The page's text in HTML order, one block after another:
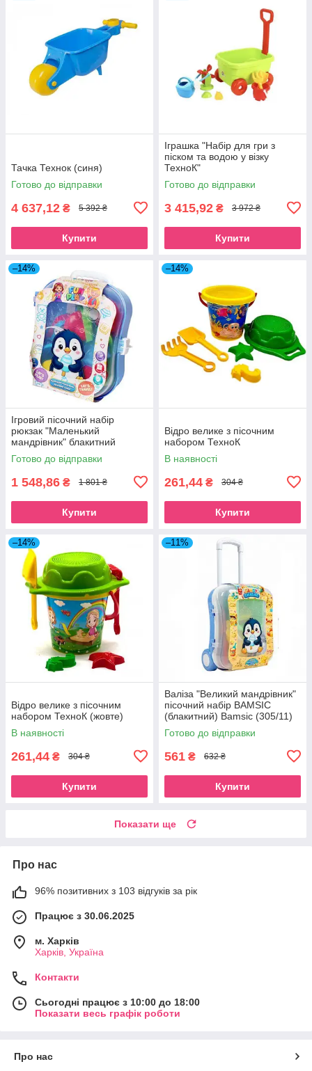
Тачка Технок (синя)
Готово до відправки
4 637,12 ₴ 5 392 ₴
Купити
Іграшка "Набір для гри з
піском та водою у візку
ТехноК"
Готово до відправки
3 415,92 ₴ 3 972 ₴
Купити
–14%
Ігровий пісочний набір
рюкзак "Маленький
мандрівник" блакитний
Bamsic (305/1)
Готово до відправки
1 548,86 ₴ 1 801 ₴
Купити
–14%
Відро велике з пісочним
набором ТехноК
В наявності
261,44 ₴ 304 ₴
Купити
–14%
Відро велике з пісочним
набором ТехноК (жовте)
В наявності
261,44 ₴ 304 ₴
Купити
–11%
Валіза "Великий мандрівник"
пісочний набір BAMSIC
(блакитний) Bamsic (305/11)
Готово до відправки
561 ₴ 632 ₴
Купити
Показати ще
Про нас
96% позитивних з 103 відгуків за рік
Працює з 30.06.2025
м. Харків
Харків, Україна
Контакти
Сьогодні працює з 10:00 до 18:00
Показати весь графік роботи
Про нас